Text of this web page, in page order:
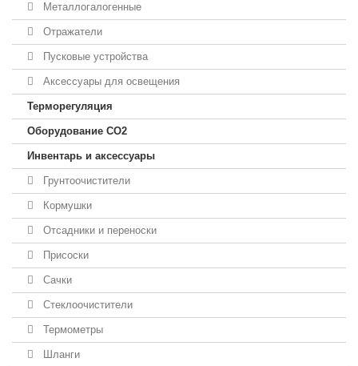
Металлогалогенные
Отражатели
Пусковые устройства
Аксессуары для освещения
Терморегуляция
Оборудование CO2
Инвентарь и аксессуары
Грунтоочистители
Кормушки
Отсадники и переноски
Присоски
Сачки
Стеклоочистители
Термометры
Шланги